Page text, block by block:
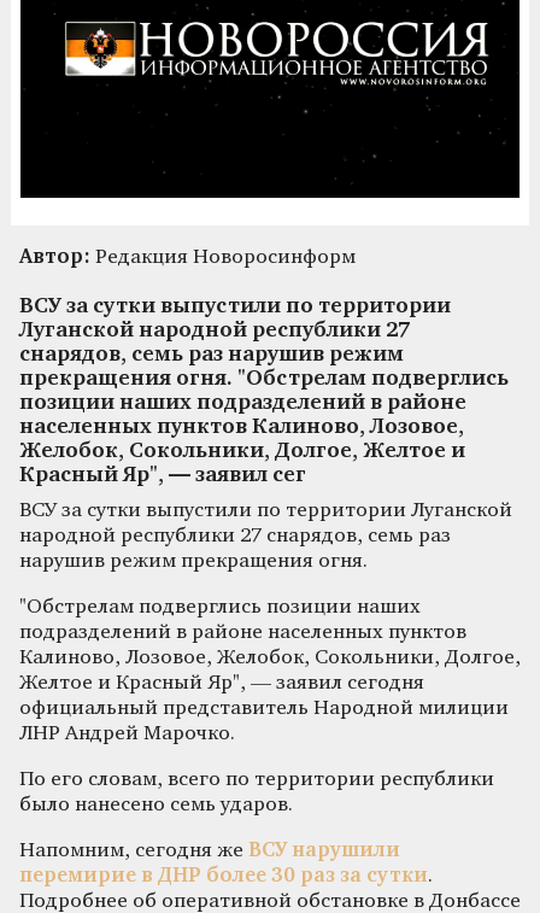
Автор: Редакция Новоросинформ
ВСУ за сутки выпустили по территории
Луганской народной республики 27
снарядов, семь раз нарушив режим
прекращения огня. "Обстрелам подверглись
позиции наших подразделений в районе
населенных пунктов Калиново, Лозовое,
Желобок, Сокольники, Долгое, Желтое и
Красный Яр", — заявил сег
ВСУ за сутки выпустили по территории Луганской
народной республики 27 снарядов, семь раз
нарушив режим прекращения огня.
"Обстрелам подверглись позиции наших
подразделений в районе населенных пунктов
Калиново, Лозовое, Желобок, Сокольники, Долгое,
Желтое и Красный Яр", — заявил сегодня
официальный представитель Народной милиции
ЛНР Андрей Марочко.
По его словам, всего по территории республики
было нанесено семь ударов.
Напомним, сегодня же ВСУ нарушили
перемирие в ДНР более 30 раз за сутки.
Подробнее об оперативной обстановке в Донбассе